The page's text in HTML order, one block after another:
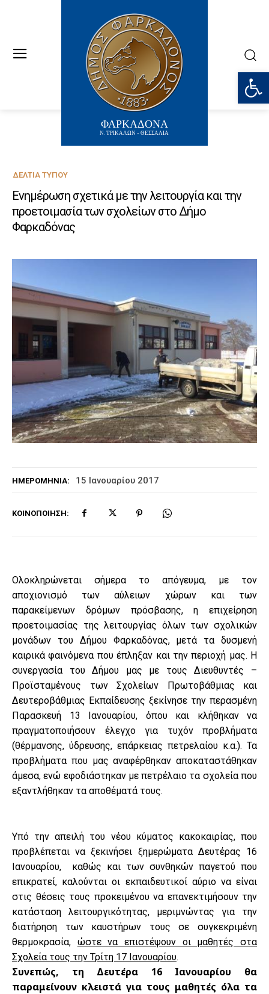
ΦΑΡΚΑΔΟΝΑ
Ν. ΤΡΙΚΑΛΩΝ - ΘΕΣΣΑΛΙΑ
ΗΜΕΡΟΜΗΝΊΑ: 15 Ιανουαρίου 2017
ΚΟΙΝΟΠΟΊΗΣΗ:
ΔΕΛΤΊΑ ΤΎΠΟΥ
Ενημέρωση σχετικά με την λειτουργία και την
προετοιμασία των σχολείων στο Δήμο
Φαρκαδόνας
Ολοκληρώνεται σήμερα το απόγευμα, με τον
αποχιονισμό των αύλειων χώρων και των
παρακείμενων δρόμων πρόσβασης, η επιχείρηση
προετοιμασίας της λειτουργίας όλων των σχολικών
μονάδων του Δήμου Φαρκαδόνας, μετά τα δυσμενή
καιρικά φαινόμενα που έπληξαν και την περιοχή μας. Η
συνεργασία του Δήμου μας με τους Διευθυντές –
Προϊσταμένους των Σχολείων Πρωτοβάθμιας και
Δευτεροβάθμιας Εκπαίδευσης ξεκίνησε την περασμένη
Παρασκευή 13 Ιανουαρίου, όπου και κλήθηκαν να
πραγματοποιήσουν έλεγχο για τυχόν προβλήματα
(θέρμανσης, ύδρευσης, επάρκειας πετρελαίου κ.α.). Τα
προβλήματα που μας αναφέρθηκαν αποκαταστάθηκαν
άμεσα, ενώ εφοδιάστηκαν με πετρέλαιο τα σχολεία που
εξαντλήθηκαν τα αποθέματά τους.
Υπό την απειλή του νέου κύματος κακοκαιρίας, που
προβλέπεται να ξεκινήσει ξημερώματα Δευτέρας 16
Ιανουαρίου, καθώς και των συνθηκών παγετού που
επικρατεί, καλούνται οι εκπαιδευτικοί αύριο να είναι
στις θέσεις τους προκειμένου να επανεκτιμήσουν την
κατάσταση λειτουργικότητας, μεριμνώντας για την
διατήρηση των καυστήρων τους σε συγκεκριμένη
θερμοκρασία, ώστε να επιστέψουν οι μαθητές στα
Σχολεία τους την Τρίτη 17 Ιανουαρίου.
Συνεπώς, τη Δευτέρα 16 Ιανουαρίου θα
παραμείνουν κλειστά για τους μαθητές όλα τα